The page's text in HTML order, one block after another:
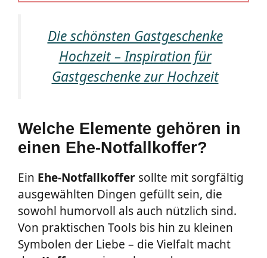
Die schönsten Gastgeschenke
Hochzeit – Inspiration für
Gastgeschenke zur Hochzeit
Welche Elemente gehören in
einen Ehe-Notfallkoffer?
Ein Ehe-Notfallkoffer sollte mit sorgfältig
ausgewählten Dingen gefüllt sein, die
sowohl humorvoll als auch nützlich sind.
Von praktischen Tools bis hin zu kleinen
Symbolen der Liebe – die Vielfalt macht